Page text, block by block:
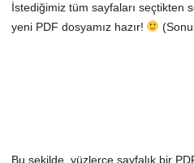
İstediğimiz tüm sayfaları seçtikten
yeni PDF dosyamız hazır!
Bu şekilde, yüzlerce sayfalık bir